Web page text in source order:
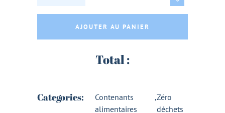
AJOUTER AU PANIER
Total :
Categories:
Contenants
alimentaires
,Zéro
déchets